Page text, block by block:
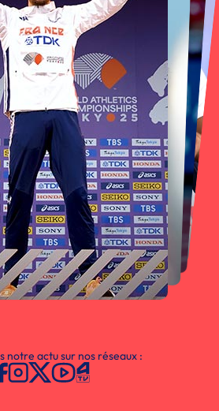
notre actu sur nos réseaux :